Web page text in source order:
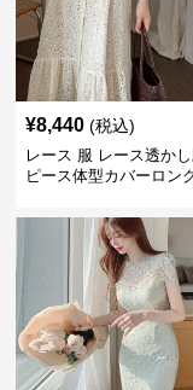
¥8,440 (税込)
レース 服 レース透か
ピース体型カバーロン